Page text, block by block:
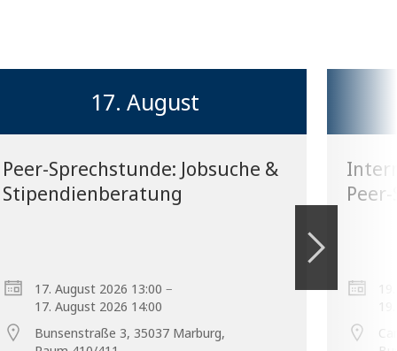
17. August
Peer-Sprechstunde: Jobsuche &
Stipendienberatung
17. August 2026 13:00 –
17. August 2026 14:00
Bunsenstraße 3, 35037 Marburg,